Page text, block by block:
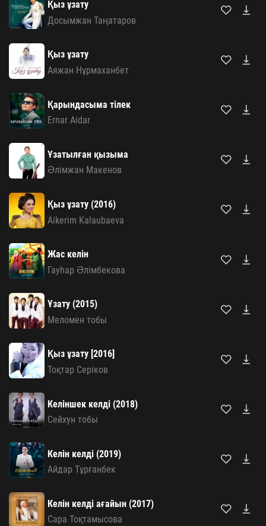
Қыз ұзату
Досымжан Таңатаров
Қыз ұзату
Аяжан Нұрмаханбет
Қарындасыма тілек
Ernar Aidar
Ұзатылған қызыма
Әлімжан Макенов
Қыз ұзату (2016)
Aikerim Kalaubaeva
Жас келін
Гауhар Әлімбекова
Ұзату (2015)
Меломен тобы
Қыз ұзату [2016]
Тоқтар Серіков
Келіншек келді (2018)
Сейхун тобы
Келін келді (2019)
Айдар Тұрғанбек
Келін келді ағайын (2017)
Сара Тоқтамысова